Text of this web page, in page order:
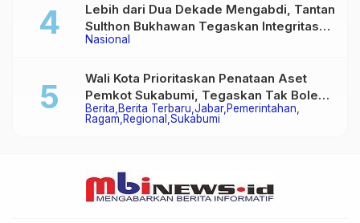
Nasional
Lebih dari Dua Dekade Mengabdi, Tantan
Sulthon Bukhawan Tegaskan Integritas
Adalah Harga Mati Wartawan
Berita Berita Terbaru Jabar Pemerintahan
Ragam Regional Sukabumi
Wali Kota Prioritaskan Penataan Aset
Pemkot Sukabumi, Tegaskan Tak Boleh
Ada Lagi Sengketa Lahan